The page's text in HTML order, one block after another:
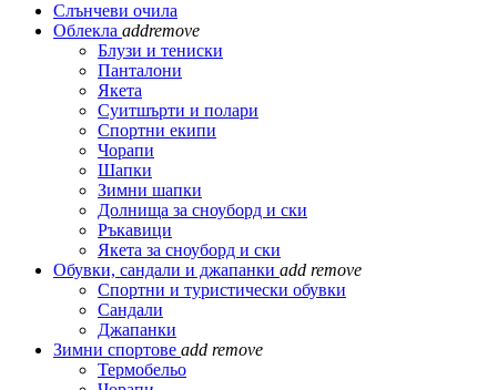
Слънчеви очила
Облекла addremove
Блузи и тениски
Панталони
Якета
Суитшърти и полари
Спортни екипи
Чорапи
Шапки
Зимни шапки
Долнища за сноуборд и ски
Ръкавици
Якета за сноуборд и ски
Обувки, сандали и джапанки add remove
Спортни и туристически обувки
Сандали
Джапанки
Зимни спортове add remove
Термобельо